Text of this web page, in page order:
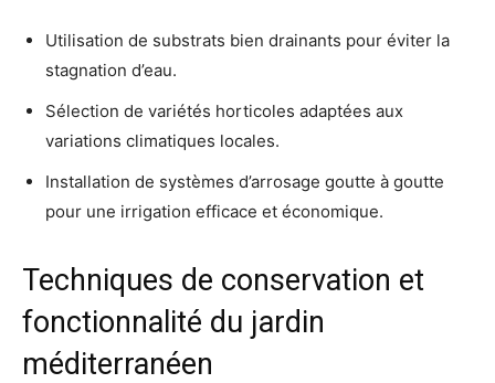
Utilisation de substrats bien drainants pour éviter la
stagnation d’eau.
Sélection de variétés horticoles adaptées aux
variations climatiques locales.
Installation de systèmes d’arrosage goutte à goutte
pour une irrigation efficace et économique.
Techniques de conservation et
fonctionnalité du jardin
méditerranéen